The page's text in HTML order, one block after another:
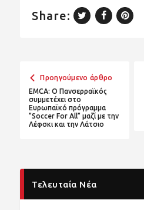
Share:
Προηγούμενο άρθρο
EMCA: Ο Πανσερραϊκός
συμμετέχει στο
Ευρωπαϊκό πρόγραμμα
”Soccer For All” μαζί με την
Λέφσκι και την Λάτσιο
Τελευταία Νέα